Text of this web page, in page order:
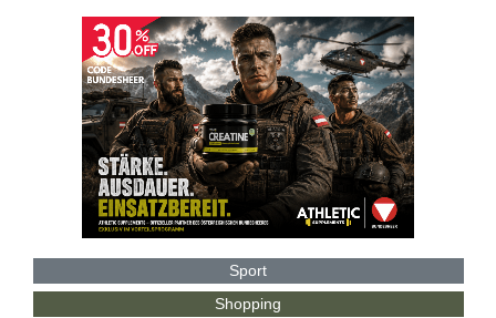
Sport
Shopping